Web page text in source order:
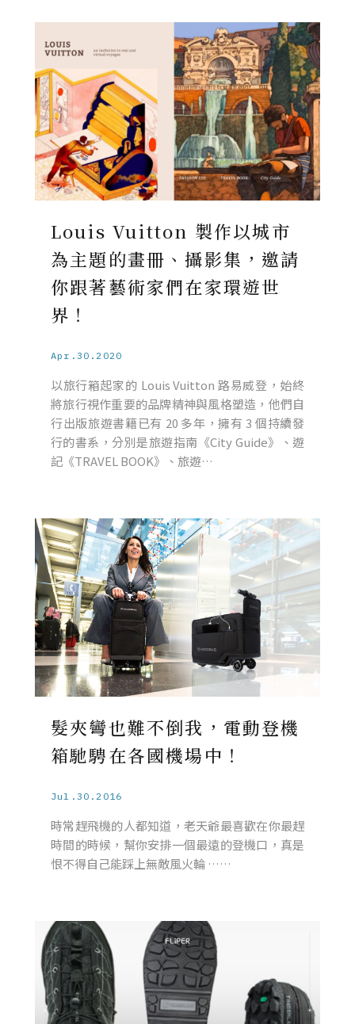
Louis Vuitton 製作以城市
為主題的畫冊、攝影集，邀請
你跟著藝術家們在家環遊世
界！
Apr.30.2020
以旅行箱起家的 Louis Vuitton 路易威登，始終
將旅行視作重要的品牌精神與風格塑造，他們自
行出版旅遊書籍已有 20 多年，擁有 3 個持續發
行的書系，分別是旅遊指南《City Guide》、遊
記《TRAVEL BOOK》、旅遊…
髮夾彎也難不倒我，電動登機
箱馳騁在各國機場中！
Jul.30.2016
時常趕飛機的人都知道，老天爺最喜歡在你最趕
時間的時候，幫你安排一個最遠的登機口，真是
恨不得自己能踩上無敵風火輪 ……